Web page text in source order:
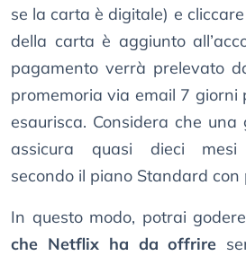
se la carta è digitale) e
della carta è aggiunto
pagamento verrà prelevato
promemoria via email 7 giorni
esaurisca. Considera che
assicura quasi dieci
secondo il piano Standard con
In questo modo, potrai
che Netflix ha da offrire